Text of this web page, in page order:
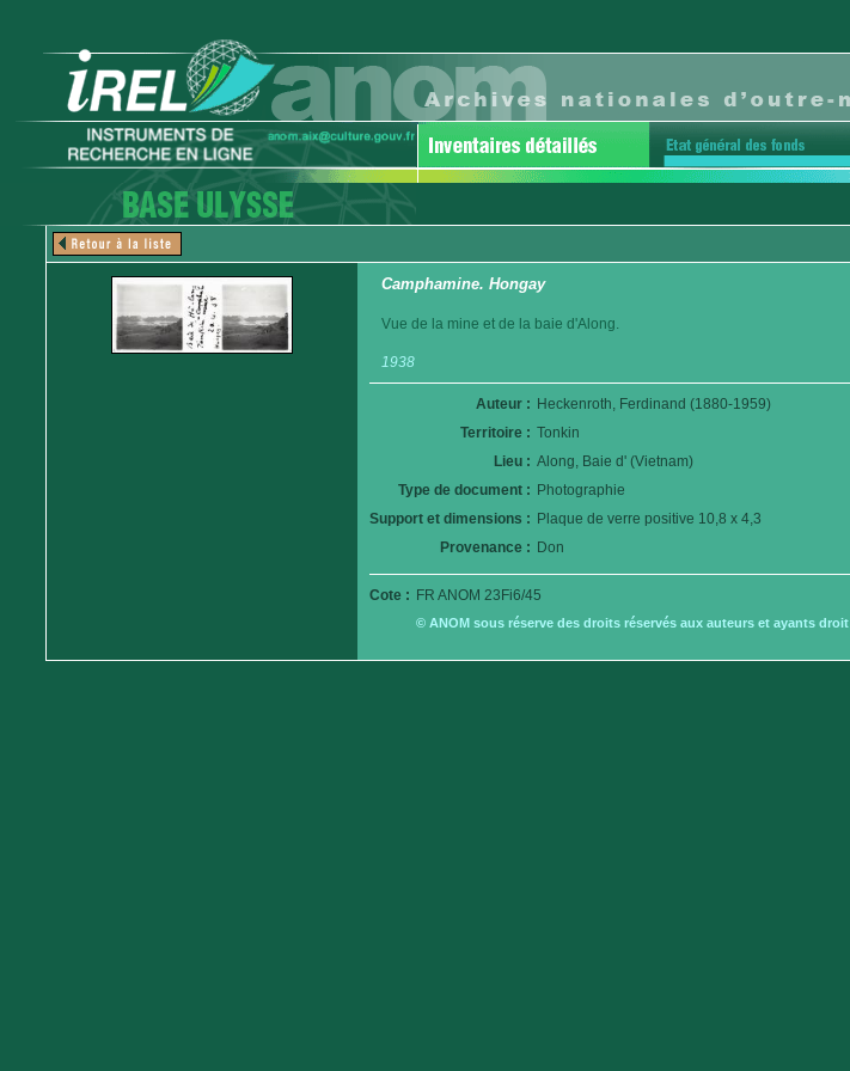
Camphamine. Hongay
Vue de la mine et de la baie d'Along.
1938
Auteur : Heckenroth, Ferdinand (1880-1959)
Territoire : Tonkin
Lieu : Along, Baie d' (Vietnam)
Type de document : Photographie
Support et dimensions : Plaque de verre positive 10,8 x 4,3
Provenance : Don
Cote : FR ANOM 23Fi6/45
© ANOM sous réserve des droits réservés aux auteurs et ayants droit